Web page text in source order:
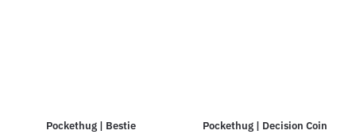
Pockethug | Bestie
Pockethug | Decision Coin